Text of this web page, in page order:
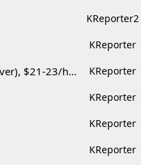
KReporter2
KReporter
Korean BBQ 레스토랑 서버 & 호스트 구합니다 – Federal Way & Tacoma $45-$60/hr (server), $21-23/hr (Host) KReporter
KReporter
KReporter
KReporter